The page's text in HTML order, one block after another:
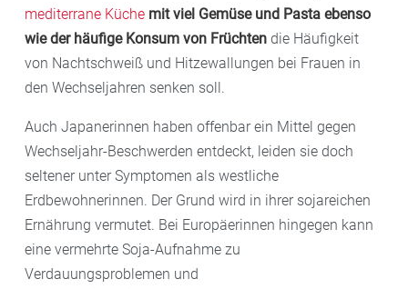
mediterrane Küche mit viel Gemüse und Pasta ebenso
wie der häufige Konsum von Früchten die Häufigkeit
von Nachtschweiß und Hitzewallungen bei Frauen in
den Wechseljahren senken soll.
Auch Japanerinnen haben offenbar ein Mittel gegen
Wechseljahr-Beschwerden entdeckt, leiden sie doch
seltener unter Symptomen als westliche
Erdbewohnerinnen. Der Grund wird in ihrer sojareichen
Ernährung vermutet. Bei Europäerinnen hingegen kann
eine vermehrte Soja-Aufnahme zu
Verdauungsproblemen und